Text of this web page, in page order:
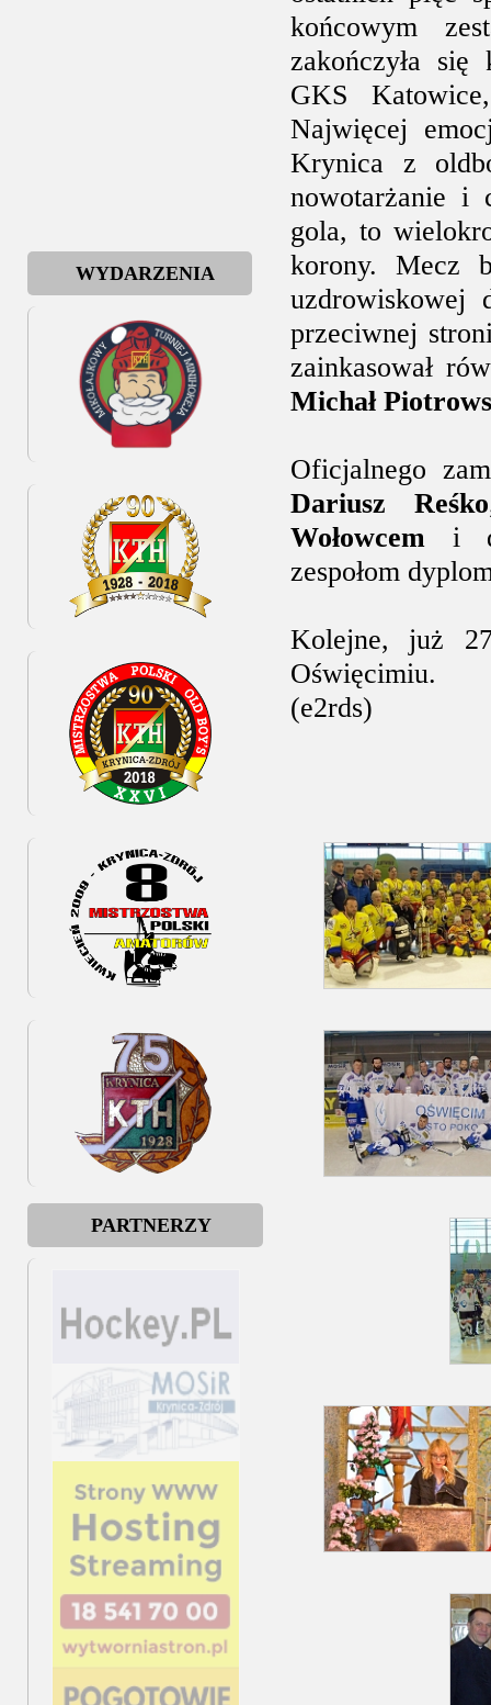
WYDARZENIA
PARTNERZY
końcowym
zakończyła
GKS
Najwięcej
Krynica z
nowotarżanie i
gola, to
korony. Mecz
przeciwnej
zainkasował
Michał
Oficjalnego
Dariusz Reśko
Wołowcem i
zespołom
Kolejne, już
Oświęcimiu.
(e2rds)